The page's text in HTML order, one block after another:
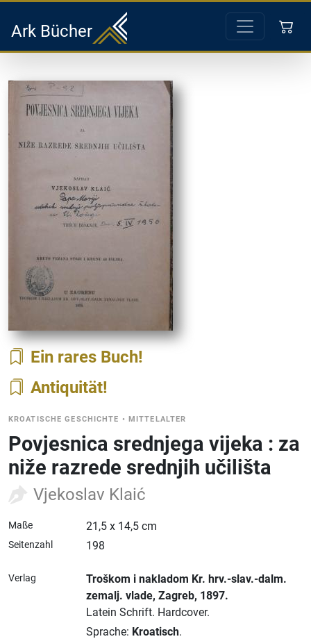
Ark Bücher
Ein rares Buch
Antiquität
KROATISCHE GESCHICHTE • MITTELALTER
Povjesnica srednjega vijeka : za
niže razrede srednjih učilišta
Vjekoslav Klaić
Maße 21,5 x 14,5 cm
Seitenzahl 198
Verlag
Troškom i nakladom Kr. hrv.-slav.-dalm.
zemalj. vlade, Zagreb, 1897.
Latein Schrift. Hardcover.
Sprache: Kroatisch.